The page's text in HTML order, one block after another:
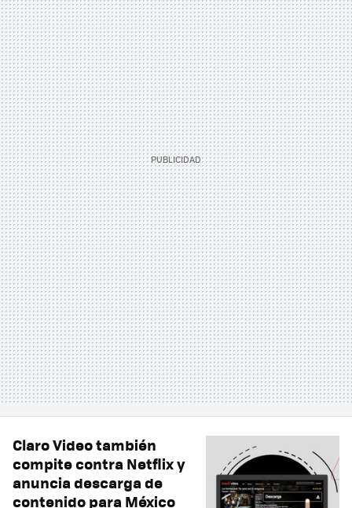
Claro Video también
compite contra Netflix y
anuncia descarga de
contenido para México